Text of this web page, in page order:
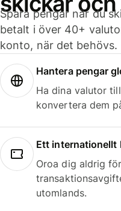
Spara pengar när du
betalt i över 40+
konto, när det behövs.
Hantera pengar
Ha dina valutor
konvertera dem
Ett internationellt
Oroa dig aldrig
utomlands.